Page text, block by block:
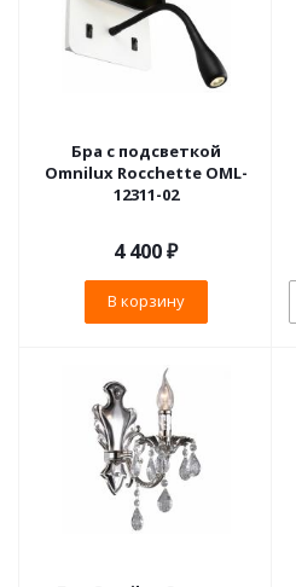
Бра с подсветкой
Omnilux Rocchette OML-
12311-02
4 400₽
В корзину